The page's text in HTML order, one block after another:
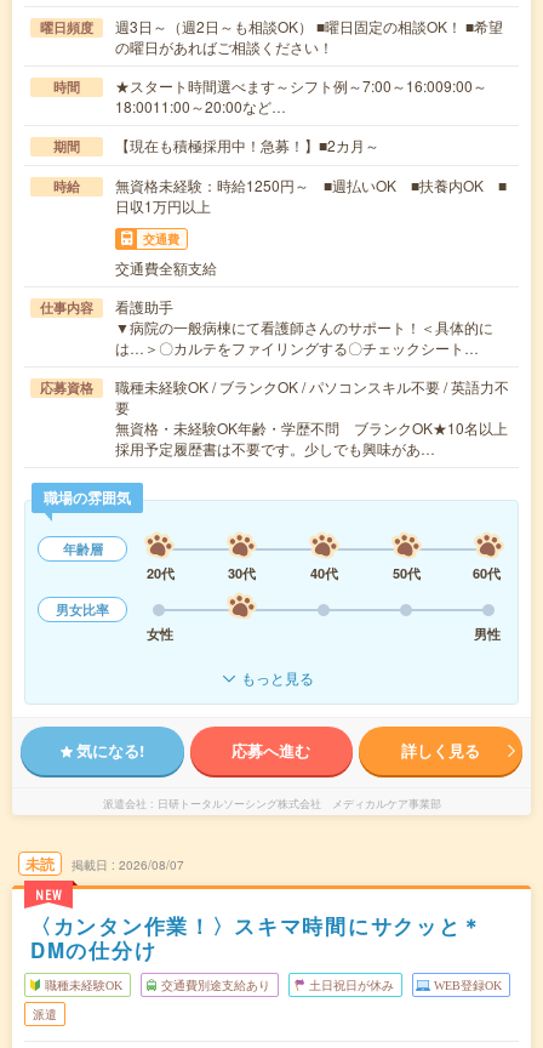
曜日頻度
週3日～（週2日～も相談OK） ■曜日固定の相談OK！ ■希望
の曜日があればご相談ください！
時間
★スタート時間選べます～シフト例～7:00～16:009:00～
18:0011:00～20:00など…
期間 【現在も積極採用中！急募！】■2カ月～
時給
無資格未経験：時給1250円～ ■週払いOK ■扶養内OK ■
日収1万円以上
交通費
交通費全額支給
仕事内容
看護助手
▼病院の一般病棟にて看護師さんのサポート！＜具体的に
は…＞〇カルテをファイリングする〇チェックシート…
応募資格
職種未経験OK / ブランクOK / パソコンスキル不要 / 英語力不
要
無資格・未経験OK年齢・学歴不問 ブランクOK★10名以上
採用予定履歴書は不要です。少しでも興味があ…
職場の雰囲気
年齢層
20代
30代 40代 50代
60代
男女比率
女性
男性
もっと見る
気になる! 応募へ進む 詳しく見る
派遣会社 日研トータルソーシング株式会社 メディカルケア事業部
未読
NEW
掲載日 2026/08/07
〈カンタン作業！〉スキマ時間にサクッと＊
DMの仕分け
職種未経験OK 交通費別途支給あり 土日祝日が休み WEB登録OK
派遣